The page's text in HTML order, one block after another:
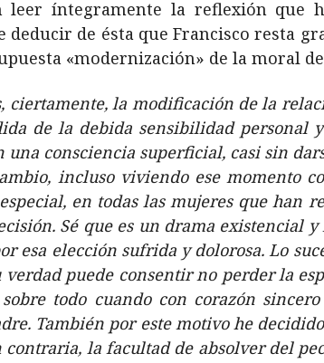
leer íntegramente la reflexión que
de ésta que Francisco resta
«modernización» de la moral
ciertamente, la modificación de la
de la debida sensibilidad personal
consciencia superficial, casi sin
incluso viviendo ese momento
en todas las mujeres que han
Sé que es un drama existencial
esa elección sufrida y dolorosa. Lo
puede consentir no perder la
todo cuando con corazón
También por este motivo he
la facultad de absolver del